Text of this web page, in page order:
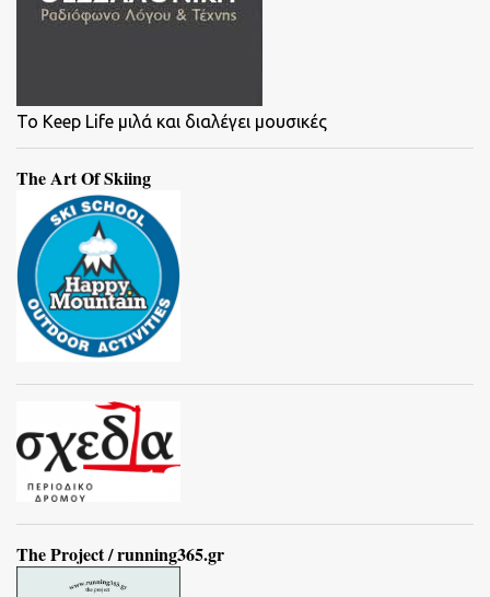
To Keep Life μιλά και διαλέγει μουσικές
The Art Of Skiing
The Project / running365.gr